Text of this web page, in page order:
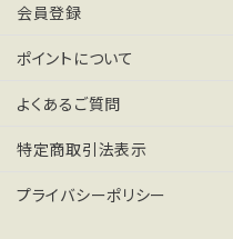
会員登録
ポイントについて
よくあるご質問
特定商取引法表示
プライバシーポリシー